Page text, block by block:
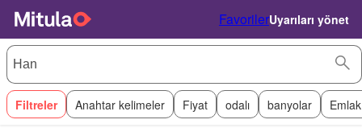
FavorilerUyarıları yönet
Filtreler Anahtar kelimeler Fiyat odalı banyolar